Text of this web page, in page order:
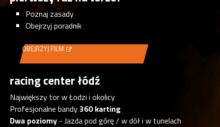
racing center łódź
Największy tor w Łodzi i okolicy
Profesjonalne bandy360 karting
Dwa poziomy - Jazda pod górę / w dół i w tunelach
Poznaj zasady
Obejrzyj poradnik
OBEJRZYJ FILM